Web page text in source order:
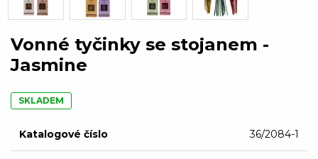
Vonné tyčinky se stojanem -
Jasmine
SKLADEM
Katalogové číslo 36/2084-1